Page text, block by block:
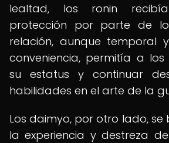
lealtad, los ronin
protección por parte de
relación, aunque temporal
conveniencia, permitía a
su estatus y continuar
habilidades en el arte de la
Los daimyo, por otro lado,
la experiencia y destreza